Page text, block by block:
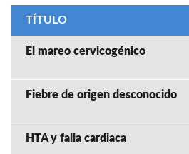
TÍTULO
El mareo cervicogénico
Fiebre de origen desconocido
HTA y falla cardiaca